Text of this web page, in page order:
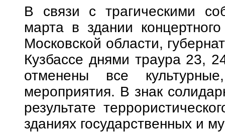
В связи с трагическими
марта в здании
Московской области,
Кузбассе днями траура 23,
отменены все
мероприятия. В знак
результате
зданиях государственных и